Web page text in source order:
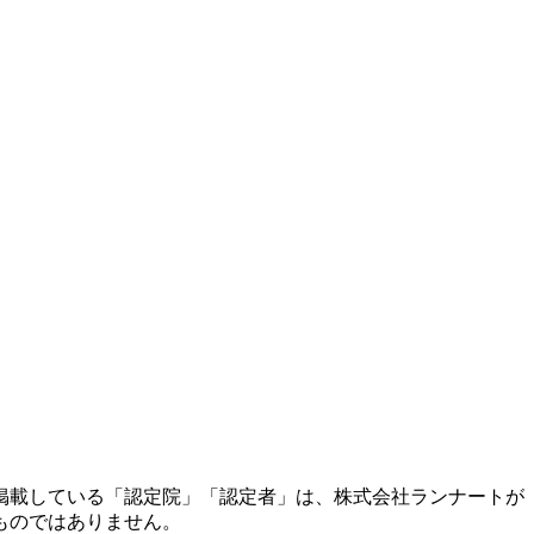
している「認定院」「認定者」は、株式会社ランナートが
ではありません。